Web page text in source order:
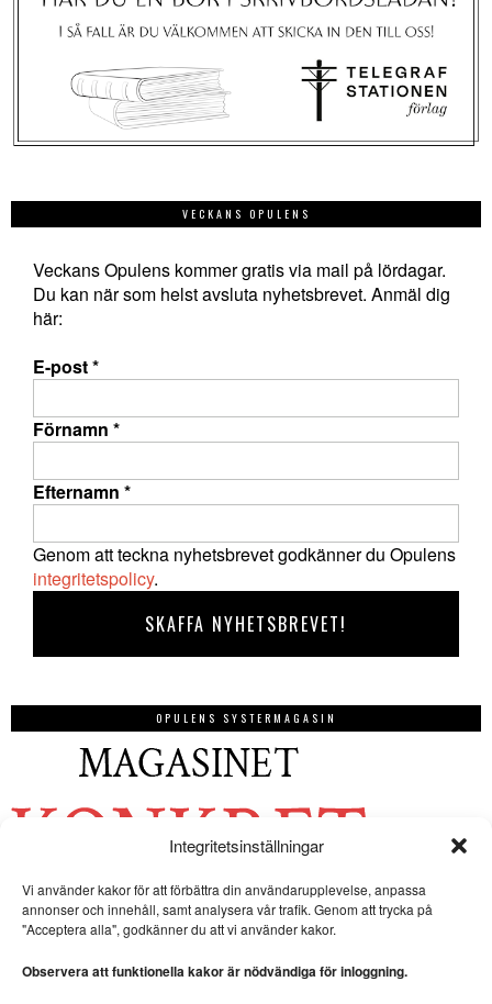
Integritetsinställningar
Vi använder kakor för att förbättra din användarupplevelse, anpassa
annonser och innehåll, samt analysera vår trafik. Genom att trycka på
"Acceptera alla", godkänner du att vi använder kakor.
Observera att funktionella kakor är nödvändiga för inloggning.
VECKANS OPULENS
Veckans Opulens kommer gratis via mail på lördagar.
Du kan när som helst avsluta nyhetsbrevet. Anmäl dig
här:
E-post*
Förnamn *
Efternamn *
Genom att teckna nyhetsbrevet godkänner du Opulens
integritetspolicy.
OPULENS SYSTERMAGASIN